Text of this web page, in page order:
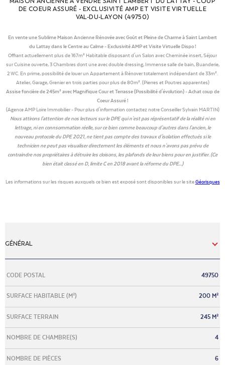
DE COEUR ASSURÉ - EXCLUSIVITÉ AMP ET VISITE VIRTUELLE
VAL-DU-LAYON (49750)
En vente une Sublime Maison Ancienne Rénovée avec Goût et Pleine de Charme à Saint Lambert
du Lattay dans le Centre au Calme - Exclusivité AMP et Visite Virtuelle Dispo !
Offrant actuellement plus de 167m² Habitable disposant d'un Salon avec Cheminée insert, Séjour
sur Cuisine ouverte, 3 Chambres dont une avec double dressing, Immense salle de bain, Buanderie,
2 WC. En prime, possibilité de louer un Appartement à Rénover totalement indépendant de 33m².
Atelier, Garage, Grenier en trois parties pour plus de 80m². (Pierres et Poutres apparentes)
Assise foncière de 245m² avec Magnifique Cour et Terrasse (Possibilité d'évolution) - Achat coup de
Coeur Assuré !
(Agence AMP Loire Immobilier - Pour plus d'information contactez notre Conseiller Sylvain MARTIN)
Nous attirons l'attention de nos lecteurs sur le DPE qui n'est pas réprésentatif de la réalité ni en
lettrage, ni en connsommation réelle, sur ce bien comme beaucoup d'autres dans l'ancien, le
nouveau protocole du DPE 2021, ne tient pas compte des travaux d'isolation effectués si le
technicien ne peut pas visualiser directement les éléments et nous n'avons pas prévu de
contraindre nos propriétaires à détruire les cloisons, les plafonds de leur biens pour en justifier. (Ce
bien était classé en D, limite C en 2018 avant la réforme du DPE...)
Les informations sur les risques auxquels ce bien est exposé sont disponibles sur le siteGéorisques
GÉNÉRAL
Caractérisque Valeurs
CODE POSTAL 49750
SURFACE HABITABLE (M²) 200 M²
SURFACE TERRAIN 245 M²
NOMBRE DE CHAMBRE(S) 4
NOMBRE DE PIÈCES 6